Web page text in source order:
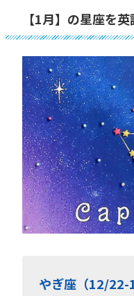
【1月】の星座を
やぎ座（12/22-